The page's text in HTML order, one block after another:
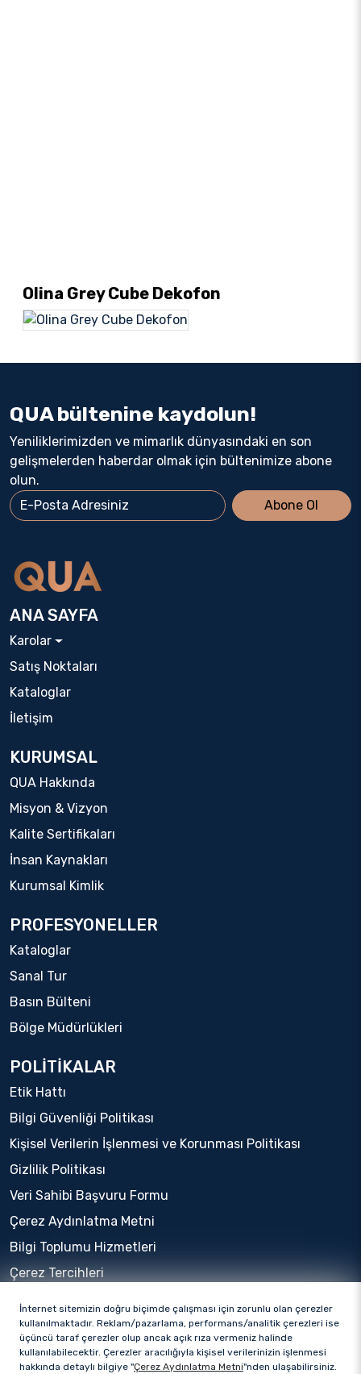
Olina Grey Cube Dekofon
QUA bültenine kaydolun!
Yeniliklerimizden ve mimarlık dünyasındaki en son
gelişmelerden haberdar olmak için bültenimize abone
olun.
Abone Ol
ANA SAYFA
Karolar
Satış Noktaları
Kataloglar
İletişim
KURUMSAL
QUA Hakkında
Misyon & Vizyon
Kalite Sertifikaları
İnsan Kaynakları
Kurumsal Kimlik
PROFESYONELLER
Kataloglar
Sanal Tur
Basın Bülteni
Bölge Müdürlükleri
POLİTİKALAR
Etik Hattı
Bilgi Güvenliği Politikası
Kişisel Verilerin İşlenmesi ve Korunması Politikası
Gizlilik Politikası
Veri Sahibi Başvuru Formu
Çerez Aydınlatma Metni
Bilgi Toplumu Hizmetleri
Çerez Tercihleri
İnternet sitemizin doğru biçimde çalışması için zorunlu olan çerezler
kullanılmaktadır. Reklam/pazarlama, performans/analitik çerezleri ise
üçüncü taraf çerezler olup ancak açık rıza vermeniz halinde
kullanılabilecektir. Çerezler aracılığıyla kişisel verilerinizin işlenmesi
hakkında detaylı bilgiye "Çerez Aydınlatma Metni"nden ulaşabilirsiniz.